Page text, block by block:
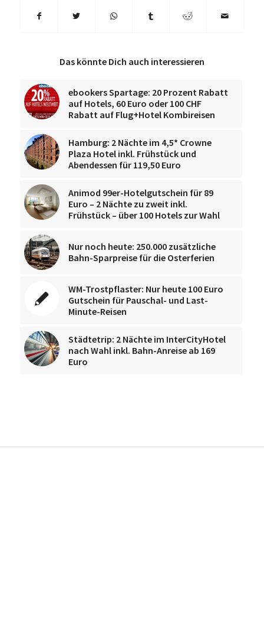
Das könnte Dich auch interessieren
ebookers Spartage: 20 Prozent Rabatt
auf Hotels, 60 Euro oder 100 CHF
Rabatt auf Flug+Hotel Kombireisen
Hamburg: 2 Nächte im 4,5* Crowne
Plaza Hotel inkl. Frühstück und
Abendessen für 119,50 Euro
Animod 99er-Hotelgutschein für 89
Euro – 2 Nächte zu zweit inkl.
Frühstück – über 100 Hotels zur Wahl
Nur noch heute: 250.000 zusätzliche
Bahn-Sparpreise für die Osterferien
WM-Trostpflaster: Nur heute 100 Euro
Gutschein für Pauschal- und Last-
Minute-Reisen
Städtetrip: 2 Nächte im InterCityHotel
nach Wahl inkl. Bahn-Anreise ab 169
Euro